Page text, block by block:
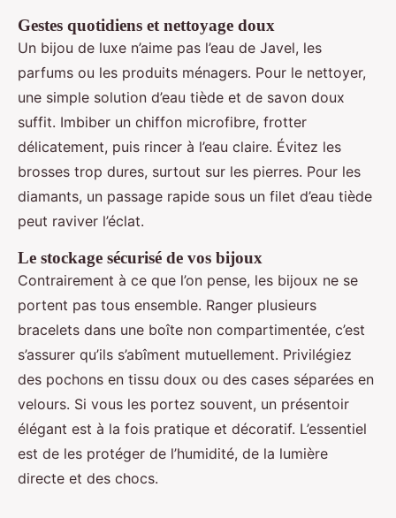
Gestes quotidiens et nettoyage doux
Un bijou de luxe n’aime pas l’eau de Javel, les
parfums ou les produits ménagers. Pour le nettoyer,
une simple solution d’eau tiède et de savon doux
suffit. Imbiber un chiffon microfibre, frotter
délicatement, puis rincer à l’eau claire. Évitez les
brosses trop dures, surtout sur les pierres. Pour les
diamants, un passage rapide sous un filet d’eau tiède
peut raviver l’éclat.
Le stockage sécurisé de vos bijoux
Contrairement à ce que l’on pense, les bijoux ne se
portent pas tous ensemble. Ranger plusieurs
bracelets dans une boîte non compartimentée, c’est
s’assurer qu’ils s’abîment mutuellement. Privilégiez
des pochons en tissu doux ou des cases séparées en
velours. Si vous les portez souvent, un présentoir
élégant est à la fois pratique et décoratif. L’essentiel
est de les protéger de l’humidité, de la lumière
directe et des chocs.